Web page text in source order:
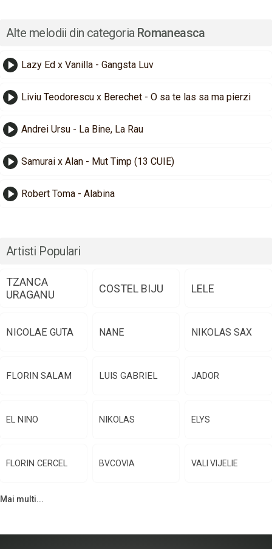
Alte melodii din categoria Romaneasca
Lazy Ed x Vanilla - Gangsta Luv
Liviu Teodorescu x Berechet - O sa te las sa ma pierzi
Andrei Ursu - La Bine, La Rau
Samurai x Alan - Mut Timp (13 CUIE)
Robert Toma - Alabina
Artisti Populari
TZANCA
URAGANU
COSTEL BIJU LELE
NICOLAE GUTA NANE NIKOLAS SAX
FLORIN SALAM LUIS GABRIEL JADOR
EL NINO NIKOLAS ELYS
FLORIN CERCEL BVCOVIA VALI VIJELIE
Mai multi...